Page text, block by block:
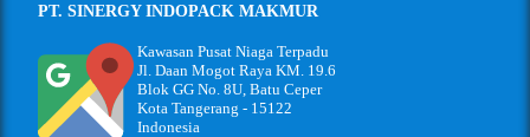
PT. SINERGY INDOPACK MAKMUR
Kawasan Pusat Niaga Terpadu
Jl. Daan Mogot Raya KM. 19.6
Blok GG No. 8U, Batu Ceper
Kota Tangerang - 15122
Indonesia